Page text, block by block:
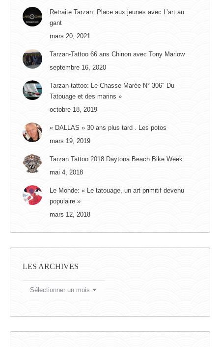
Retraite Tarzan: Place aux jeunes avec L’art au
gant
mars 20, 2021
Tarzan-Tattoo 66 ans Chinon avec Tony Marlow
septembre 16, 2020
Tarzan-tattoo: Le Chasse Marée N° 306″ Du
Tatouage et des marins »
octobre 18, 2019
« DALLAS » 30 ans plus tard . Les potos
mars 19, 2019
Tarzan Tattoo 2018 Daytona Beach Bike Week
mai 4, 2018
Le Monde: « Le tatouage, un art primitif devenu
populaire »
mars 12, 2018
LES ARCHIVES